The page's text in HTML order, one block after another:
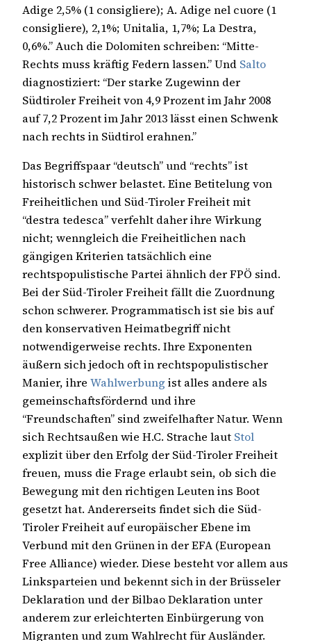
Adige 2,5% (1 consigliere); A. Adige nel cuore (1
consigliere), 2,1%; Unitalia, 1,7%; La Destra,
0,6%.” Auch die Dolomiten schreiben: “Mitte-
Rechts muss kräftig Federn lassen.” Und Salto
diagnostiziert: “Der starke Zugewinn der
Südtiroler Freiheit von 4,9 Prozent im Jahr 2008
auf 7,2 Prozent im Jahr 2013 lässt einen Schwenk
nach rechts in Südtirol erahnen.”
Das Begriffspaar “deutsch” und “rechts” ist
historisch schwer belastet. Eine Betitelung von
Freiheitlichen und Süd-Tiroler Freiheit mit
“destra tedesca” verfehlt daher ihre Wirkung
nicht; wenngleich die Freiheitlichen nach
gängigen Kriterien tatsächlich eine
rechtspopulistische Partei ähnlich der FPÖ sind.
Bei der Süd-Tiroler Freiheit fällt die Zuordnung
schon schwerer. Programmatisch ist sie bis auf
den konservativen Heimatbegriff nicht
notwendigerweise rechts. Ihre Exponenten
äußern sich jedoch oft in rechtspopulistischer
Manier, ihre Wahlwerbung ist alles andere als
gemeinschaftsfördernd und ihre
“Freundschaften” sind zweifelhafter Natur. Wenn
sich Rechtsaußen wie H.C. Strache laut Stol
explizit über den Erfolg der Süd-Tiroler Freiheit
freuen, muss die Frage erlaubt sein, ob sich die
Bewegung mit den richtigen Leuten ins Boot
gesetzt hat. Andererseits findet sich die Süd-
Tiroler Freiheit auf europäischer Ebene im
Verbund mit den Grünen in der EFA (European
Free Alliance) wieder. Diese besteht vor allem aus
Linksparteien und bekennt sich in der Brüsseler
Deklaration und der Bilbao Deklaration unter
anderem zur erleichterten Einbürgerung von
Migranten und zum Wahlrecht für Ausländer.